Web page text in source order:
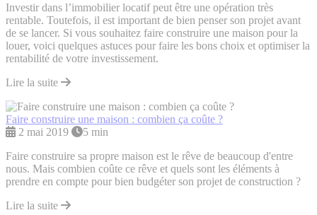
Investir dans l’immobilier locatif peut être une opération très
rentable. Toutefois, il est important de bien penser son projet avant
de se lancer. Si vous souhaitez faire construire une maison pour la
louer, voici quelques astuces pour faire les bons choix et optimiser la
rentabilité de votre investissement.
Lire la suite
Faire construire une maison : combien ça coûte ?
2 mai 2019
5 min
Faire construire sa propre maison est le rêve de beaucoup d'entre
nous. Mais combien coûte ce rêve et quels sont les éléments à
prendre en compte pour bien budgéter son projet de construction ?
Lire la suite